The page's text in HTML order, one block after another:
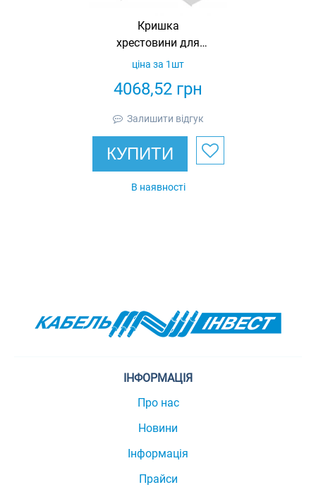
Кришка
хрестовини для
кабельросту 600,
4068,52 грн
ціна за 1шт
Залишити відгук
КУПИТИ
В наявності
ІНФОРМАЦІЯ
Про нас
Новини
Інформація
Прайси